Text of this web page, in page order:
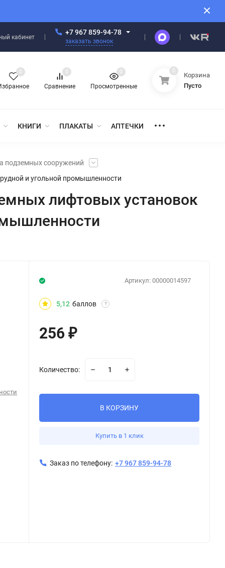
кабинет
+7 967 859-94-78
заказать звонок
0
Сравнение
0
Просмотренные
0 0
Корзина
Пусто
КНИГИ ПЛАКАТЫ АПТЕЧКИ
подземных сооружений
и угольной промышленности
лифтовых установок
Артикул: 00000014597
5,12 баллов ?
256₽
Количество:
В КОРЗИНУ
Купить в 1 клик
Заказ по телефону: +7 967 859-94-78